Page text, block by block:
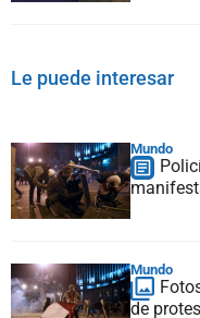
Le puede interesar
Mundo
Mundo
de